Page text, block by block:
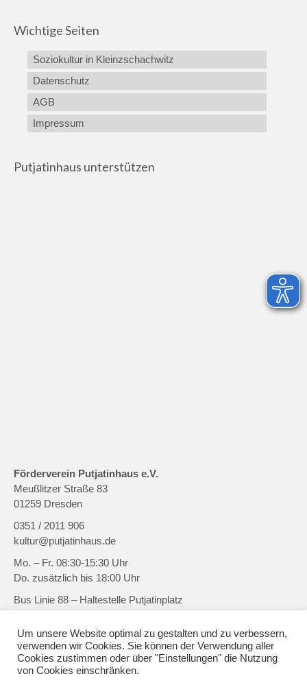
Wichtige Seiten
Soziokultur in Kleinzschachwitz
Datenschutz
AGB
Impressum
Putjatinhaus unterstützen
Förderverein Putjatinhaus e.V.
Meußlitzer Straße 83
01259 Dresden
0351 / 2011 906
kultur@putjatinhaus.de
Mo. – Fr. 08:30-15:30 Uhr
Do. zusätzlich bis 18:00 Uhr
Bus Linie 88 – Haltestelle Putjatinplatz
Facebook
X YouTube
RSS-
Feed
Um unsere Website optimal zu gestalten und zu verbessern,
verwenden wir Cookies. Sie können der Verwendung aller
Cookies zustimmen oder über "Einstellungen" die Nutzung
von Cookies einschränken.